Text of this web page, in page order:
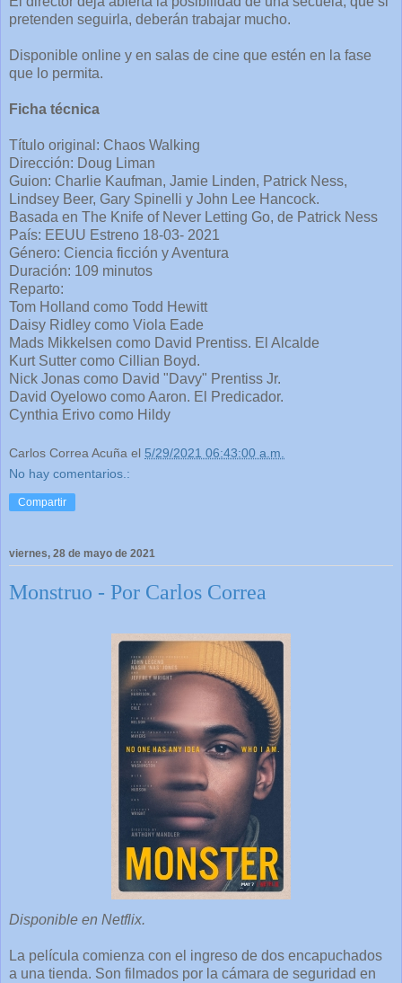
pretenden seguirla, deberán trabajar mucho.
Disponible online y en salas de cine que estén en la fase
que lo permita.
Ficha técnica
Título original: Chaos Walking
Dirección: Doug Liman
Guion: Charlie Kaufman, Jamie Linden, Patrick Ness,
Lindsey Beer, Gary Spinelli y John Lee Hancock.
Basada en The Knife of Never Letting Go, de Patrick Ness
País: EEUU Estreno 18-03- 2021
Género: Ciencia ficción y Aventura
Duración: 109 minutos
Reparto:
Tom Holland como Todd Hewitt
Daisy Ridley como Viola Eade
Mads Mikkelsen como David Prentiss. El Alcalde
Kurt Sutter como Cillian Boyd.
Nick Jonas como David "Davy" Prentiss Jr.​
David Oyelowo como Aaron.​ El Predicador.
Cynthia Erivo como Hildy
Carlos Correa Acuña el 5/29/2021 06:43:00 a.m.
No hay comentarios.:
Compartir
viernes, 28 de mayo de 2021
Monstruo - Por Carlos Correa
Disponible en Netflix.
La película comienza con el ingreso de dos encapuchados
a una tienda. Son filmados por la cámara de seguridad en